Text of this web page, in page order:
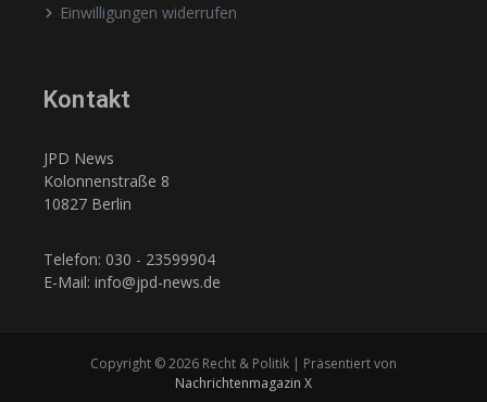
Einwilligungen widerrufen
Kontakt
JPD News
Kolonnenstraße 8
10827 Berlin
Telefon: 030 - 23599904
E-Mail: info@jpd-news.de
Copyright © 2026 Recht & Politik | Präsentiert von
Nachrichtenmagazin X